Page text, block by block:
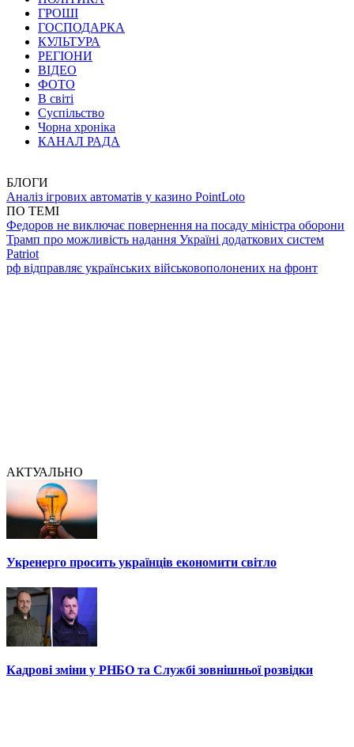
ГРОШІ
ГОСПОДАРКА
КУЛЬТУРА
РЕГІОНИ
ВІДЕО
ФОТО
В світі
Суспільство
Чорна хроніка
КАНАЛ РАДА
БЛОГИ
Аналіз ігрових автоматів у казино PointLoto
ПО ТЕМІ
Федоров не виключає повернення на посаду міністра оборони
Трамп про можливість надання Україні додаткових систем
Patriot
рф відправляє українських військовополонених на фронт
АКТУАЛЬНО
Укренерго просить українців економити світло
Кадрові зміни у РНБО та Службі зовнішньої розвідки